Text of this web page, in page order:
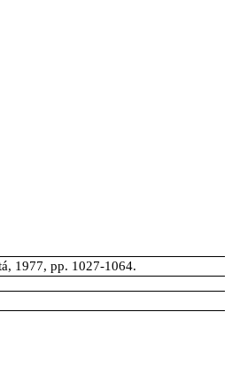
1977, pp. 1027-1064.